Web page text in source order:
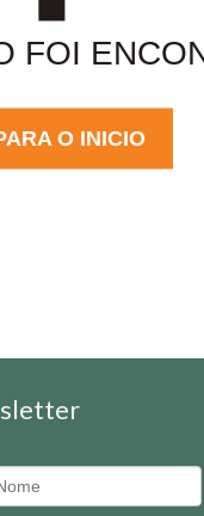
FOI
O INICIO